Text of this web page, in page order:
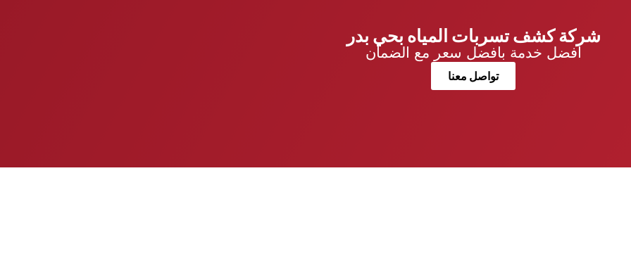
شركة كشف تسربات المياه بحي بدر
افضل خدمة بافضل سعر مع الضمان
تواصل معنا